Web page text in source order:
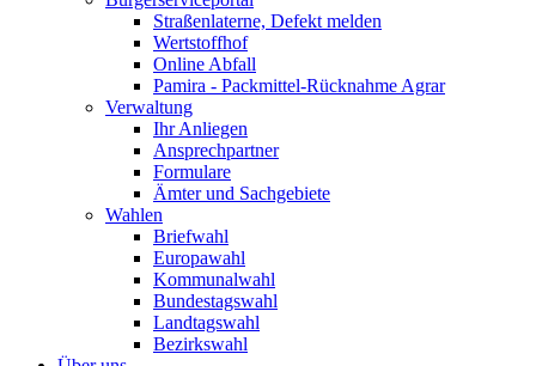
Straßenlaterne, Defekt melden
Wertstoffhof
Online Abfall
Pamira - Packmittel-Rücknahme Agrar
Verwaltung
Ihr Anliegen
Ansprechpartner
Formulare
Ämter und Sachgebiete
Wahlen
Briefwahl
Europawahl
Kommunalwahl
Bundestagswahl
Landtagswahl
Bezirkswahl